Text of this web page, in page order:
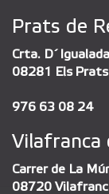
Prats de
Crta.
08281 Els
976 63 08 24
Vilafranca
Carrer de La
08720